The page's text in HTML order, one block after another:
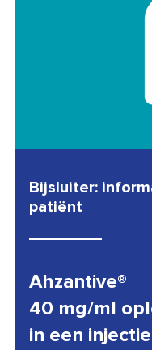
Bijsluiter:
patiënt
Ahzantive®
40 mg/ml
in een